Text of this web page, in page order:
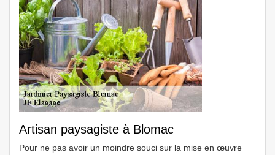
Artisan paysagiste à Blomac
Pour ne pas avoir un moindre souci sur la mise en œuvre